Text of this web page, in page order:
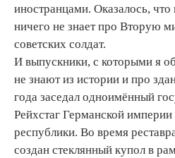
иностранцами. Оказалось, что
ничего не знает про Вторую
советских солдат.
И выпускники, с которыми я
не знают из истории и про
года заседал одноимённый
Рейхстаг Германской
республики. Во время
создан стеклянный купол в